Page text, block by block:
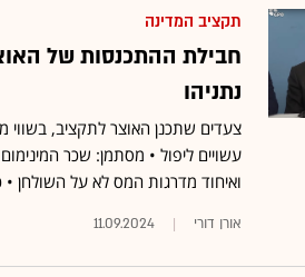
תקציב המדינה
חבילת ההתכנסות של
נתניהו
צעדים שתכנן האוצר לתקציב, בשווי
עשויים ליפול • מסתמן: שכר
ואיחוד מדרגות המס לא על השולחן • כך,
אורן דורי 11.09.2024